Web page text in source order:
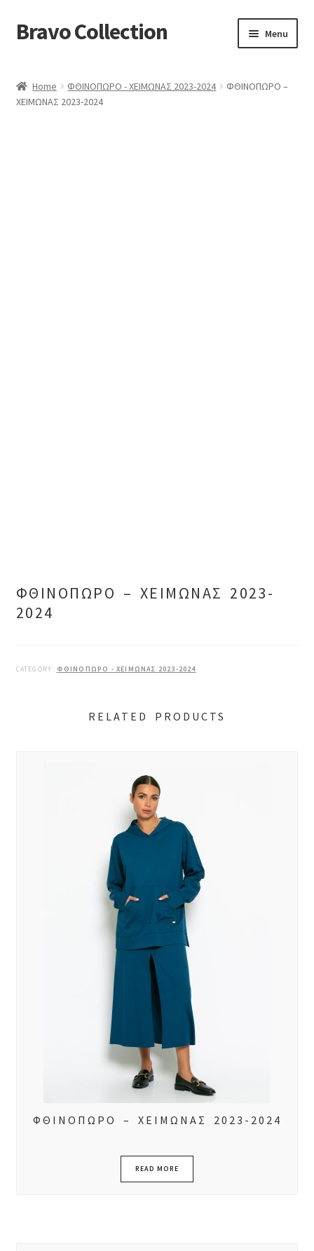
Skip
to
Skip
to
Bravo Collection Menu
COLLECTIONS
Expand
Home ΦΘΙΝΟΠΩΡΟ - ΧΕΙΜΩΝΑΣ 2023-2024
ΦΘΙΝΟΠΩΡΟ –
ΧΕΙΜΩΝΑΣ 2023-2024
ΦΘΙΝΟΠΩΡΟ – ΧΕΙΜΩΝΑΣ 2023-
2024
CATEGORY: ΦΘΙΝΟΠΩΡΟ - ΧΕΙΜΩΝΑΣ 2023-2024
RELATED PRODUCTS
ΦΘΙΝΟΠΩΡΟ – ΧΕΙΜΩΝΑΣ 2023-2024
READ MORE